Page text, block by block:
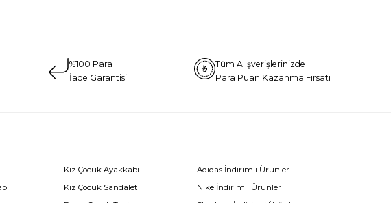
%100 Para
İade Garantisi
Tüm Alışverişlerinizde
Para Puan Kazanma Fırsatı
Kız Çocuk Ayakkabı
Kız Çocuk Sandalet
Adidas İndirimli Ürünler
Nike İndirimli Ürünler